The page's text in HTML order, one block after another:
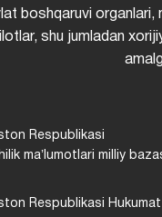
boshqaruvi organlari,
shu jumladan
Respublikasi
maʼlumotlari milliy
Respublikasi Hukumat